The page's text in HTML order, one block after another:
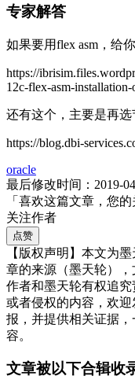
专家解答
如果要用flex asm，给
https://
12c-flex-asm-
还有这个，主要是再
https://blog.dbi-
oracle
最后修改时间：2019-
「喜欢这篇文章，您
关注作者
点赞
【版权声明】本文为
章的来源（墨天轮）
作者和墨天轮有权追
或者侵权的内容，欢迎
报，并提供相关证据
容。
文章被以下合辑收